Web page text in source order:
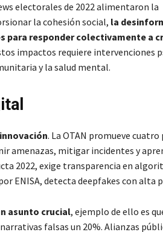
electorales de 2022 alimentaron la
la cohesión social, la
para responder colectivamente a
impactos requiere intervenciones
y la salud mental.
. La OTAN promueve cuatro
amenazas, mitigar incidentes y
2022, exige transparencia en
ENISA, detecta deepfakes con alta
asunto crucial, ejemplo de ello es
falsas un 20%. Alianzas